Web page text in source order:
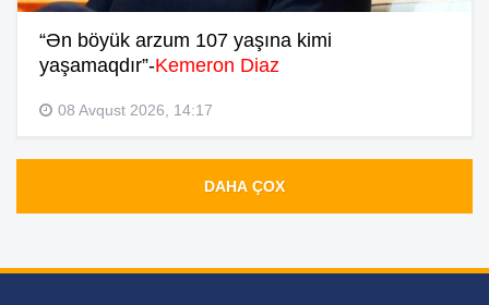
“Ən böyük arzum 107 yaşına kimi
yaşamaqdır”-Kemeron Diaz
08 Avqust 2026, 14:17
DAHA ÇOX